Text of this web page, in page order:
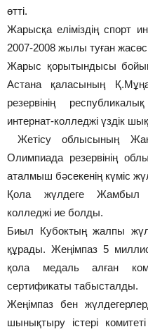
өтті.
Жарысқа еліміздің спорт
2007-2008 жылы туған
Жарыс қорытындысы
Астана қаласының
резервінің
интернат-колледжі үздік
Жетісу облысының
Олимпиада резервінің
аталмыш бәсекенің күміс
Қола жүлдеге Жамбыл
колледжі ие болды.
Биыл Кубоктың жалпы
құрады. Жеңімпаз 5
қола медаль алған
сертификаты табысталды.
Жеңімпаз бен
шынықтыру істері